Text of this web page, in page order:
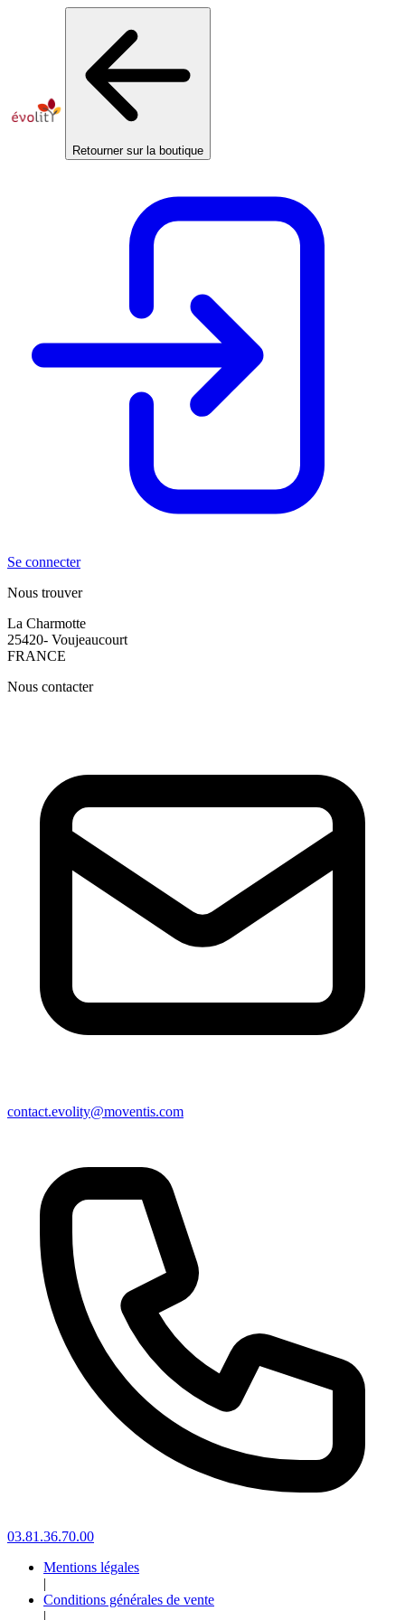
Panneau de gestion des cookies
Retourner sur la boutique
Se connecter
Nous trouver
La Charmotte
25420- Voujeaucourt
FRANCE
Nous contacter
contact.evolity@moventis.com
03.81.36.70.00
Mentions légales
|
Conditions générales de vente
|